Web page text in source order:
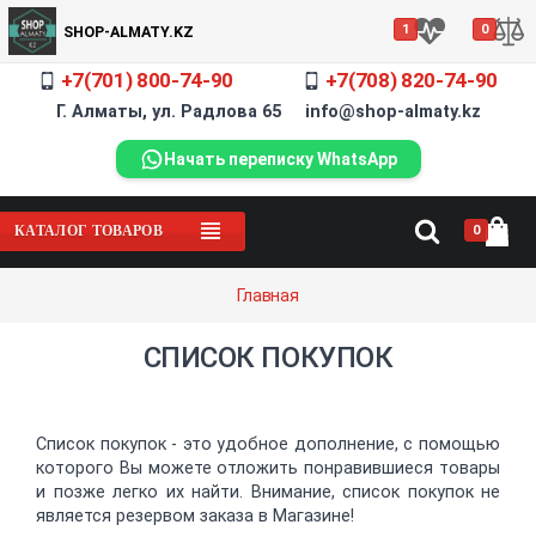
SHOP-ALMATY.KZ 1 0
+7(701) 800-74-90 +7(708) 820-74-90
Г. Алматы, ул. Радлова 65 info@shop-almaty.kz
Начать переписку WhatsApp
КАТАЛОГ ТОВАРОВ 0
Главная
СПИСОК ПОКУПОК
Список покупок - это удобное дополнение, с помощью
которого Вы можете отложить понравившиеся товары
и позже легко их найти. Внимание, список покупок не
является резервом заказа в Магазине!